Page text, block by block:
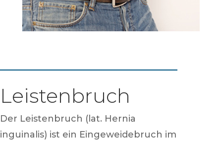
Leistenbruch
Der Leistenbruch (lat. Hernia
inguinalis) ist ein Eingeweidebruch im